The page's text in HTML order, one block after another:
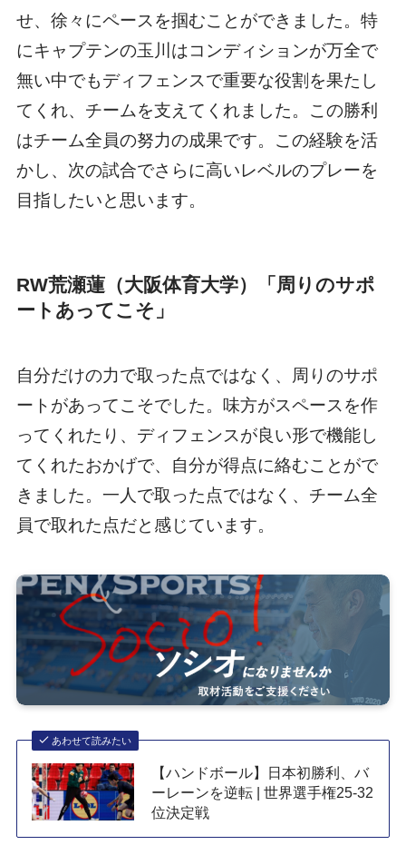
せ、徐々にペースを掴むことができました。特
にキャプテンの玉川はコンディションが万全で
無い中でもディフェンスで重要な役割を果たし
てくれ、チームを支えてくれました。この勝利
はチーム全員の努力の成果です。この経験を活
かし、次の試合でさらに高いレベルのプレーを
目指したいと思います。
RW荒瀬蓮（大阪体育大学）「周りのサポ
ートあってこそ」
自分だけの力で取った点ではなく、周りのサポ
ートがあってこそでした。味方がスペースを作
ってくれたり、ディフェンスが良い形で機能し
てくれたおかげで、自分が得点に絡むことがで
きました。一人で取った点ではなく、チーム全
員で取れた点だと感じています。
あわせて読みたい
【ハンドボール】日本初勝利、バ
ーレーンを逆転 | 世界選手権25-32
位決定戦